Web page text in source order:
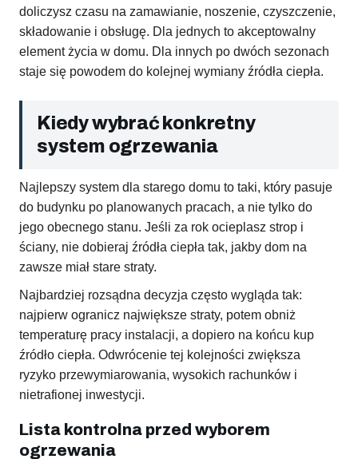
doliczysz czasu na zamawianie, noszenie, czyszczenie,
składowanie i obsługę. Dla jednych to akceptowalny
element życia w domu. Dla innych po dwóch sezonach
staje się powodem do kolejnej wymiany źródła ciepła.
Kiedy wybrać konkretny
system ogrzewania
Najlepszy system dla starego domu to taki, który pasuje
do budynku po planowanych pracach, a nie tylko do
jego obecnego stanu. Jeśli za rok ocieplasz strop i
ściany, nie dobieraj źródła ciepła tak, jakby dom na
zawsze miał stare straty.
Najbardziej rozsądna decyzja często wygląda tak:
najpierw ogranicz największe straty, potem obniż
temperaturę pracy instalacji, a dopiero na końcu kup
źródło ciepła. Odwrócenie tej kolejności zwiększa
ryzyko przewymiarowania, wysokich rachunków i
nietrafionej inwestycji.
Lista kontrolna przed wyborem
ogrzewania